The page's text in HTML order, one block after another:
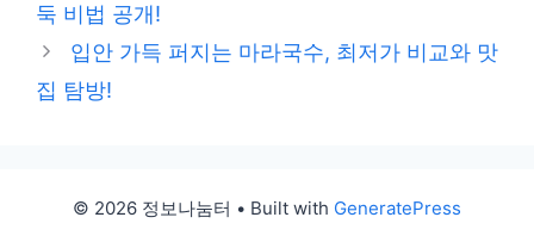
둑 비법 공개!
입안 가득 퍼지는 마라국수, 최저가 비교와 맛
집 탐방!
© 2026 정보나눔터 • Built with GeneratePress